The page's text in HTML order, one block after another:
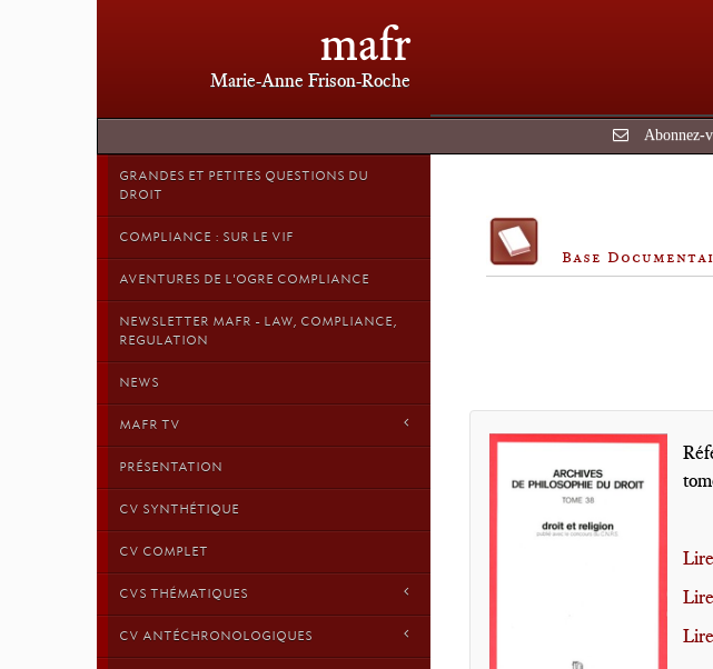
mafr
Marie-Anne Frison-Roche
Abonnez-
GRANDES ET PETITES QUESTIONS DU
DROIT
COMPLIANCE : SUR LE VIF
AVENTURES DE L'OGRE COMPLIANCE
NEWSLETTER MAFR - LAW, COMPLIANCE,
REGULATION
NEWS
MAFR TV
PRÉSENTATION
CV SYNTHÉTIQUE
CV COMPLET
CVS THÉMATIQUES
CV ANTÉCHRONOLOGIQUES
Base